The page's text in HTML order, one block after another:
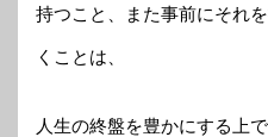
持つこと、また事前にそれ
くことは、
人生の終盤を豊かにする上